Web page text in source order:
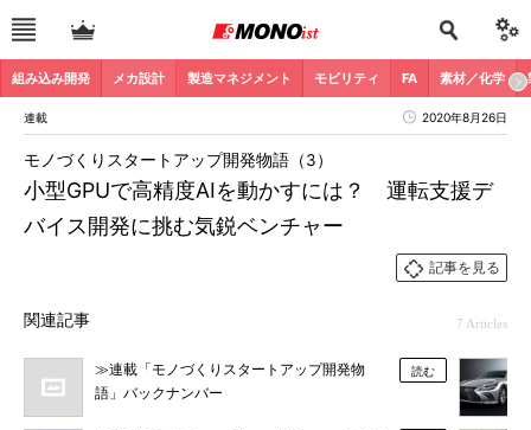
組み込み開発 メカ設計 製造マネジメント モビリティ FA 素材／化学
連載 2020年8月26日
小型GPUで高精度AIを動かすには？ 運転支援デ
バイス開発に挑む気鋭ベンチャー
モノづくりスタートアップ開発物語（3）
記事を見る
関連記事 7 Articles
≫連載「モノづくりスタートアップ開発物
語」バックナンバー
読む